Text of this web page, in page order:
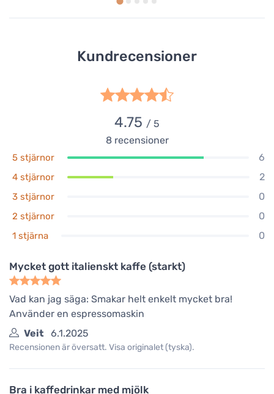
Kundrecensioner
4.75 / 5
8recensioner
5 stjärnor 6
4 stjärnor 2
3 stjärnor 0
2 stjärnor 0
1 stjärna 0
Mycket gott italienskt kaffe (starkt)
Vad kan jag säga: Smakar helt enkelt mycket bra!
Använder en espressomaskin
Veit
6.1.2025
Recensionen är översatt. Visa originalet (tyska).
Bra i kaffedrinkar med mjölk